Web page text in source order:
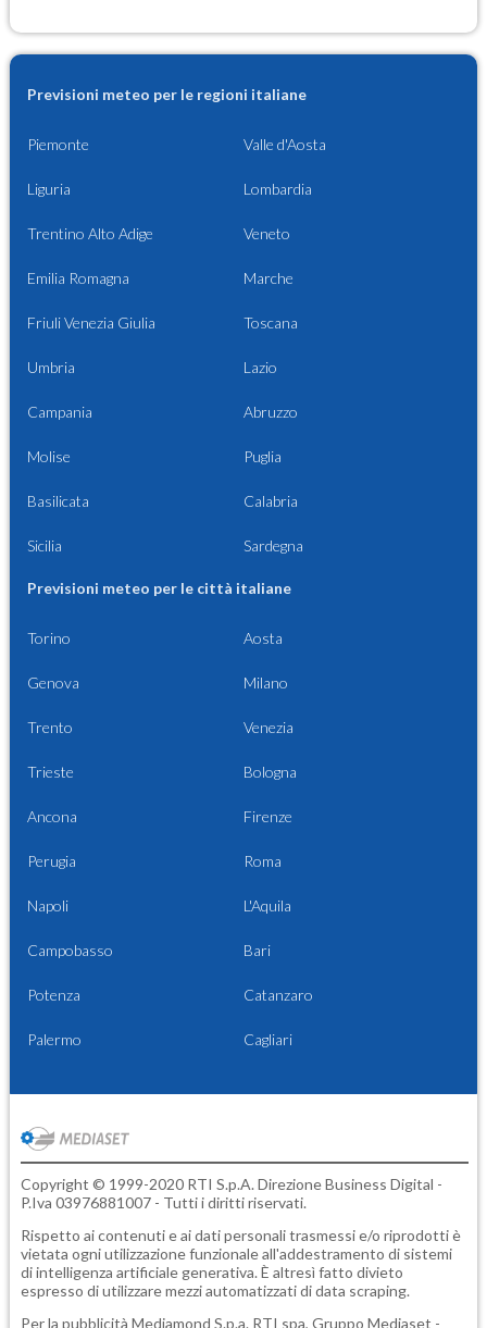
Previsioni meteo per le regioni italiane
Piemonte Valle d'Aosta
Liguria Lombardia
Trentino Alto Adige Veneto
Emilia Romagna Marche
Friuli Venezia Giulia Toscana
Umbria Lazio
Campania Abruzzo
Molise Puglia
Basilicata Calabria
Sicilia Sardegna
Previsioni meteo per le città italiane
Torino Aosta
Genova Milano
Trento Venezia
Trieste Bologna
Ancona Firenze
Perugia Roma
Napoli L'Aquila
Campobasso Bari
Potenza Catanzaro
Palermo Cagliari
Copyright © 1999-2020 RTI S.p.A. Direzione Business Digital -
P.Iva 03976881007 - Tutti i diritti riservati.
Rispetto ai contenuti e ai dati personali trasmessi e/o riprodotti è
vietata ogni utilizzazione funzionale all'addestramento di sistemi
di intelligenza artificiale generativa. È altresì fatto divieto
espresso di utilizzare mezzi automatizzati di data scraping.
Per la pubblicità Mediamond S.p.a. RTI spa, Gruppo Mediaset -